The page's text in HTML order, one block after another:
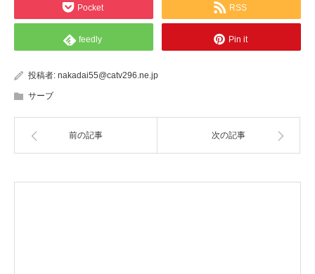
Pocket RSS
feedly Pin it
投稿者: nakadai55@catv296.ne.jp
サーブ
前の記事 次の記事